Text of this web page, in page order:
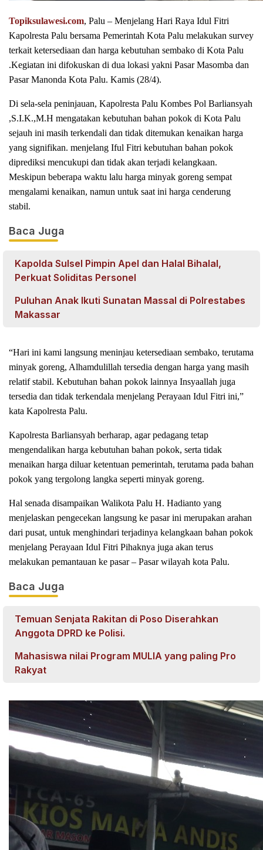
Topiksulawesi.com, Palu – Menjelang Hari Raya Idul Fitri
Kapolresta Palu bersama Pemerintah Kota Palu melakukan survey
terkait ketersediaan dan harga kebutuhan sembako di Kota Palu
.Kegiatan ini difokuskan di dua lokasi yakni Pasar Masomba dan
Pasar Manonda Kota Palu. Kamis (28/4).
Di sela-sela peninjauan, Kapolresta Palu Kombes Pol Barliansyah
,S.I.K.,M.H mengatakan kebutuhan bahan pokok di Kota Palu
sejauh ini masih terkendali dan tidak ditemukan kenaikan harga
yang signifikan. menjelang Iful Fitri kebutuhan bahan pokok
diprediksi mencukupi dan tidak akan terjadi kelangkaan.
Meskipun beberapa waktu lalu harga minyak goreng sempat
mengalami kenaikan, namun untuk saat ini harga cenderung
stabil.
Baca Juga
Kapolda Sulsel Pimpin Apel dan Halal Bihalal,
Perkuat Soliditas Personel
Puluhan Anak Ikuti Sunatan Massal di Polrestabes
Makassar
“Hari ini kami langsung meninjau ketersediaan sembako, terutama
minyak goreng, Alhamdulillah tersedia dengan harga yang masih
relatif stabil. Kebutuhan bahan pokok lainnya Insyaallah juga
tersedia dan tidak terkendala menjelang Perayaan Idul Fitri ini,”
kata Kapolresta Palu.
Kapolresta Barliansyah berharap, agar pedagang tetap
mengendalikan harga kebutuhan bahan pokok, serta tidak
menaikan harga diluar ketentuan pemerintah, terutama pada bahan
pokok yang tergolong langka seperti minyak goreng.
Hal senada disampaikan Walikota Palu H. Hadianto yang
menjelaskan pengecekan langsung ke pasar ini merupakan arahan
dari pusat, untuk menghindari terjadinya kelangkaan bahan pokok
menjelang Perayaan Idul Fitri Pihaknya juga akan terus
melakukan pemantauan ke pasar – Pasar wilayah kota Palu.
Baca Juga
Temuan Senjata Rakitan di Poso Diserahkan
Anggota DPRD ke Polisi.
Mahasiswa nilai Program MULIA yang paling Pro
Rakyat